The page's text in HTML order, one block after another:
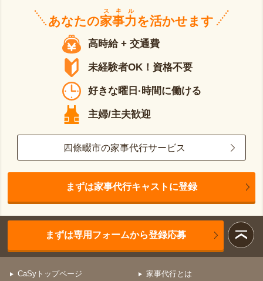
あなたの家事力
スキル
を活かせます
高時給 + 交通費
未経験者OK！資格不要
好きな曜日·時間に働ける
主婦/主夫歓迎
四條畷市の家事代行サービス
まずは家事代行キャストに登録
まずは専用フォームから登録応募
CaSyトップページ 家事代行とは